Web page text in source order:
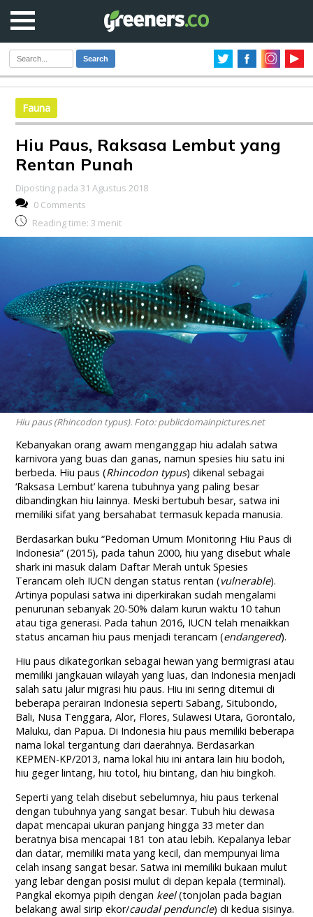
Search
Fauna
Hiu Paus, Raksasa Lembut yang
Rentan Punah
Diposting pada 31 Agustus 2018
0 Comments
Reading time: 3 menit
Hiu paus (Rhincodon typus). Foto: publicdomainpictures.net
Kebanyakan orang awam menganggap hiu adalah satwa
karnivora yang buas dan ganas, namun spesies hiu satu ini
berbeda. Hiu paus (Rhincodon typus) dikenal sebagai
‘Raksasa Lembut’ karena tubuhnya yang paling besar
dibandingkan hiu lainnya. Meski bertubuh besar, satwa ini
memiliki sifat yang bersahabat termasuk kepada manusia.
Berdasarkan buku “Pedoman Umum Monitoring Hiu Paus di
Indonesia” (2015), pada tahun 2000, hiu yang disebut whale
shark ini masuk dalam Daftar Merah untuk Spesies
Terancam oleh IUCN dengan status rentan (vulnerable).
Artinya populasi satwa ini diperkirakan sudah mengalami
penurunan sebanyak 20-50% dalam kurun waktu 10 tahun
atau tiga generasi. Pada tahun 2016, IUCN telah menaikkan
status ancaman hiu paus menjadi terancam (endangered).
Hiu paus dikategorikan sebagai hewan yang bermigrasi atau
memiliki jangkauan wilayah yang luas, dan Indonesia menjadi
salah satu jalur migrasi hiu paus. Hiu ini sering ditemui di
beberapa perairan Indonesia seperti Sabang, Situbondo,
Bali, Nusa Tenggara, Alor, Flores, Sulawesi Utara, Gorontalo,
Maluku, dan Papua. Di Indonesia hiu paus memiliki beberapa
nama lokal tergantung dari daerahnya. Berdasarkan
KEPMEN-KP/2013, nama lokal hiu ini antara lain hiu bodoh,
hiu geger lintang, hiu totol, hiu bintang, dan hiu bingkoh.
Seperti yang telah disebut sebelumnya, hiu paus terkenal
dengan tubuhnya yang sangat besar. Tubuh hiu dewasa
dapat mencapai ukuran panjang hingga 33 meter dan
beratnya bisa mencapai 181 ton atau lebih. Kepalanya lebar
dan datar, memiliki mata yang kecil, dan mempunyai lima
celah insang sangat besar. Satwa ini memiliki bukaan mulut
yang lebar dengan posisi mulut di depan kepala (terminal).
Pangkal ekornya pipih dengan keel(tonjolan pada bagian
belakang awal sirip ekor/caudal penduncle) di kedua sisinya.